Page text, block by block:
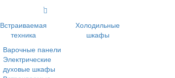
Встраиваемая
техника
Варочные панели
Электрические
духовые шкафы
Холодильные
шкафы